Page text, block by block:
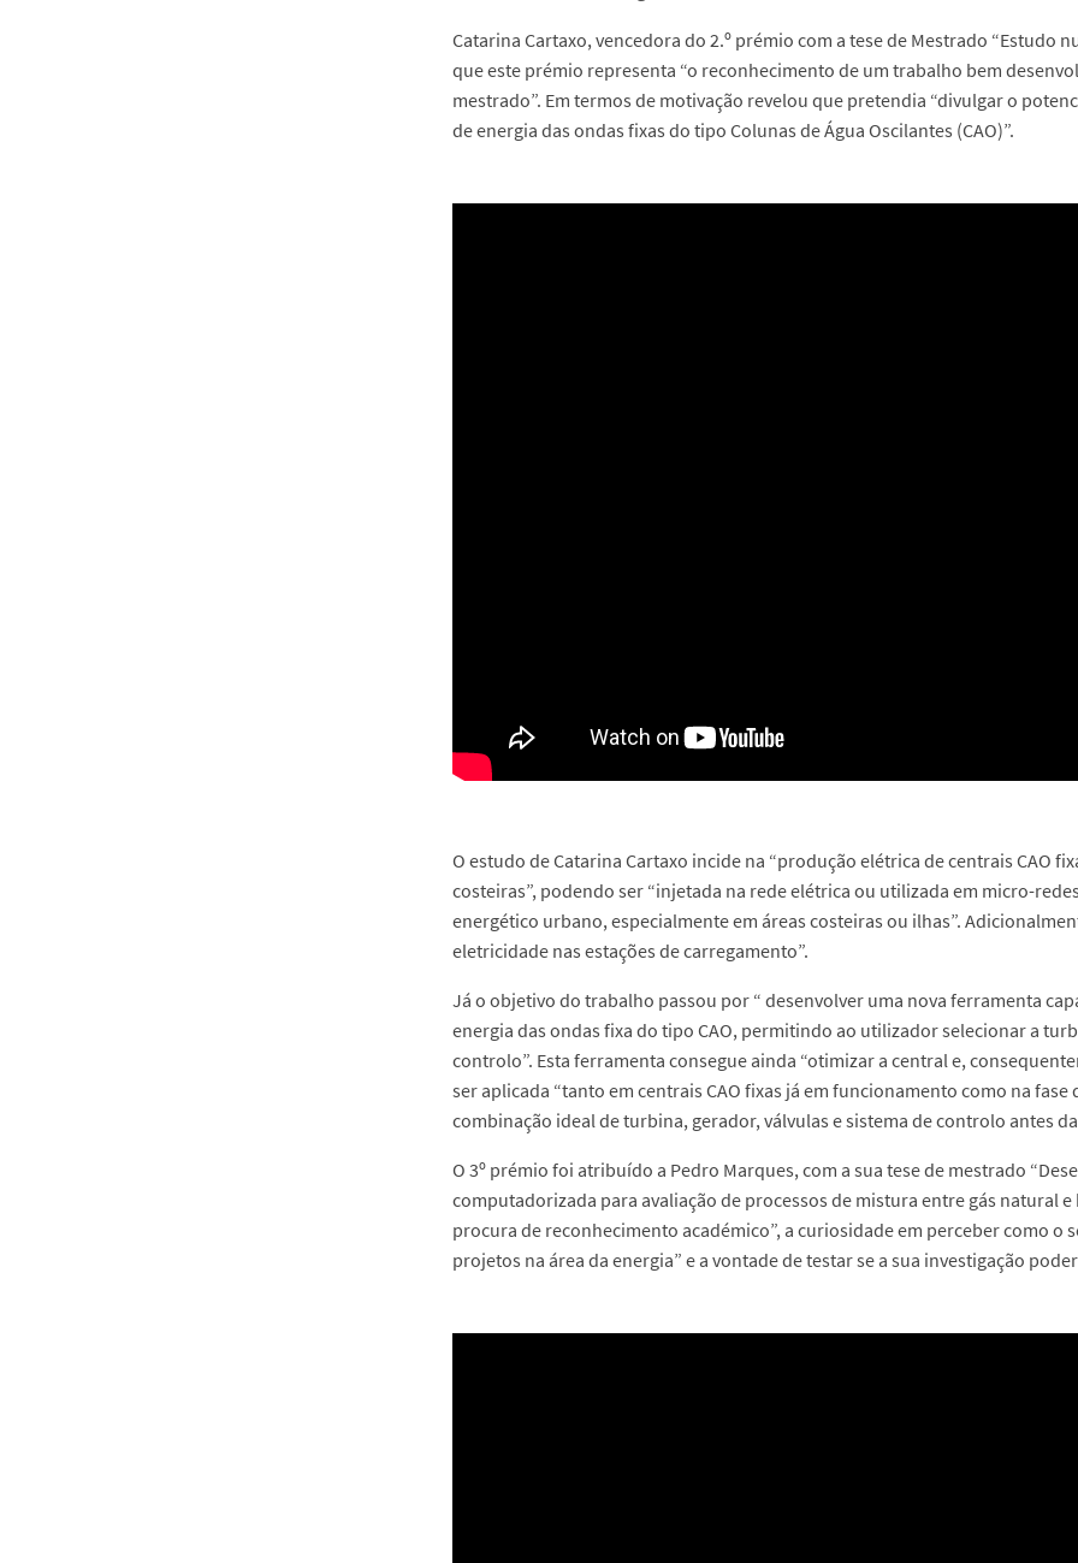
Catarina Cartaxo, vencedora do 2.º prémio com a tese de Mestrado “Estudo
que este prémio representa “o reconhecimento de um trabalho bem
mestrado”. Em termos de motivação revelou que pretendia “divulgar o
de energia das ondas fixas do tipo Colunas de Água Oscilantes (CAO)”.
O estudo de Catarina Cartaxo incide na “produção elétrica de centrais CAO
costeiras”, podendo ser “injetada na rede elétrica ou utilizada em micro-
energético urbano, especialmente em áreas costeiras ou ilhas”.
eletricidade nas estações de carregamento”.
Já o objetivo do trabalho passou por “ desenvolver uma nova ferramenta
energia das ondas fixa do tipo CAO, permitindo ao utilizador selecionar a
controlo”. Esta ferramenta consegue ainda “otimizar a central e,
ser aplicada “tanto em centrais CAO fixas já em funcionamento como na
combinação ideal de turbina, gerador, válvulas e sistema de controlo antes
O 3º prémio foi atribuído a Pedro Marques, com a sua tese de mestrado
computadorizada para avaliação de processos de mistura entre gás natural
procura de reconhecimento académico”, a curiosidade em perceber como o
projetos na área da energia” e a vontade de testar se a sua investigação